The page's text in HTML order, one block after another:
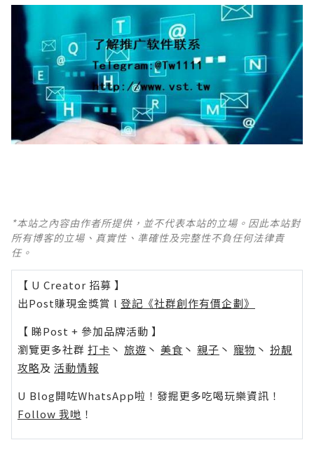
*本站之內容由作者所提供，並不代表本站的立場。因此本站對
所有博客的立場、真實性、準確性及完整性不負任何法律責
任。
【 U Creator 招募 】
出Post賺現金獎賞 l 登記《社群創作有價企劃》
【 睇Post + 參加品牌活動 】
瀏覽更多社群 打卡 丶 旅遊 丶 美食 丶 親子 丶 寵物 丶 扮靚
攻略及 活動情報
U Blog開咗WhatsApp啦！發掘更多吃喝玩樂資訊！
Follow 我哋 ！